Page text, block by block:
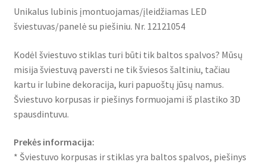
Unikalus lubinis įmontuojamas/įleidžiamas LED
šviestuvas/panelė su piešiniu. Nr. 12121054
Kodėl šviestuvo stiklas turi būti tik baltos spalvos? Mūsų
misija šviestuvą paversti ne tik šviesos šaltiniu, tačiau
kartu ir lubine dekoracija, kuri papuoštų jūsų namus.
Šviestuvo korpusas ir piešinys formuojami iš plastiko 3D
spausdintuvu.
Prekės informacija:
* Šviestuvo korpusas ir stiklas yra baltos spalvos, piešinys